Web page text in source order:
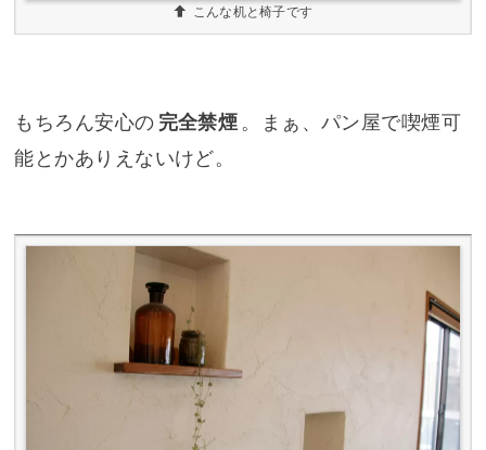
こんな机と椅子です
もちろん安心の 完全禁煙 。まぁ、パン屋で喫煙可
能とかありえないけど。